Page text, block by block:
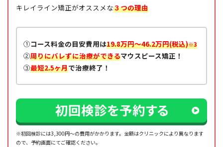
キレイライン矯正がオススメな３つの理由
①コース料金の目安費用は19.8万円～46.2万円(税込)※3
②周りにバレずに治療ができるマウスピース矯正！
③最短2.5ヶ月で治療終了！
※初回検診には3,300円～の費用がかかります。金額はクリニックにより異なります
ので、予約画面にてご確認ください。